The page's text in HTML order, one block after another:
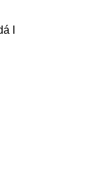
I